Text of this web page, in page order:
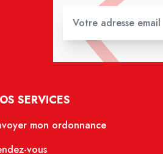
SERVICES
mon ordonnance
vous